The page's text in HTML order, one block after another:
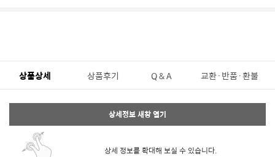
상품상세 상품후기 Q & A 교환·반품·환불
상세정보 새창 열기
상세 정보를 확대해 보실 수 있습니다.